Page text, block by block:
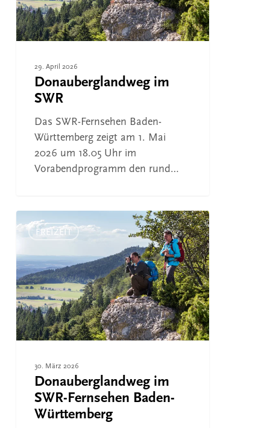
29. April 2026
Donauberglandweg im
SWR
Das SWR-Fernsehen Baden-
Württemberg zeigt am 1. Mai
2026 um 18.05 Uhr im
Vorabendprogramm den rund…
Donauberglandweg
im
Fernsehen
Baden-
Württemberg
FREIZEIT
30. März 2026
Donauberglandweg im
SWR-Fernsehen Baden-
Württemberg